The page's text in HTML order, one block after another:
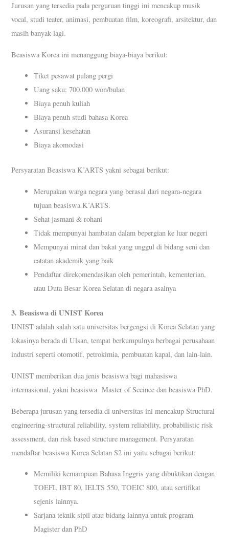
Jurusan yang tersedia pada perguruan tinggi ini mencakup musik
vocal, studi teater, animasi, pembuatan film, koreografi, arsitektur, dan
masih banyak lagi.
Beasiswa Korea ini menanggung biaya-biaya berikut:
Tiket pesawat pulang pergi
Uang saku: 700.000 won/bulan
Biaya penuh kuliah
Biaya penuh studi bahasa Korea
Asuransi kesehatan
Biaya akomodasi
Persyaratan Beasiswa K’ARTS yakni sebagai berikut:
Merupakan warga negara yang berasal dari negara-negara
tujuan beasiswa K’ARTS.
Sehat jasmani & rohani
Tidak mempunyai hambatan dalam bepergian ke luar negeri
Mempunyai minat dan bakat yang unggul di bidang seni dan
catatan akademik yang baik
Pendaftar direkomendasikan oleh pemerintah, kementerian,
atau Duta Besar Korea Selatan di negara asalnya
3.Beasiswa di UNIST Korea
UNIST adalah salah satu universitas bergengsi di Korea Selatan yang
lokasinya berada di Ulsan, tempat berkumpulnya berbagai perusahaan
industri seperti otomotif, petrokimia, pembuatan kapal, dan lain-lain.
UNIST memberikan dua jenis beasiswa bagi mahasiswa
internasional, yakni beasiswa Master of Sceince dan beasiswa PhD.
Beberapa jurusan yang tersedia di universitas ini mencakup Structural
engineering-structural reliability, system reliability, probabilistic risk
assessment, dan risk based structure management. Persyaratan
mendaftar beasiswa Korea Selatan S2 ini yaitu sebagai berikut:
Memiliki kemampuan Bahasa Inggris yang dibuktikan dengan
TOEFL IBT 80, IELTS 550, TOEIC 800, atau sertifikat
sejenis lainnya.
Sarjana teknik sipil atau bidang lainnya untuk program
Magister dan PhD